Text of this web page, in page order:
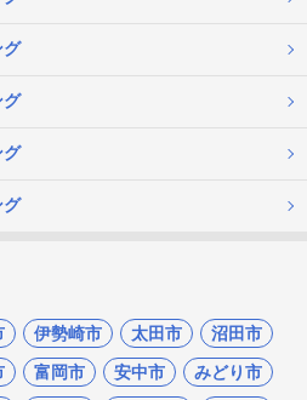
グ
グ
グ
グ
伊勢崎市 太田市
沼田市
富岡市 安中市
みどり市